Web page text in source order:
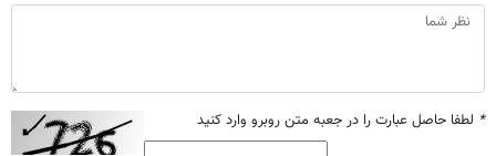
* لطفا حاصل عبارت را در جعبه متن روبرو وارد کنید